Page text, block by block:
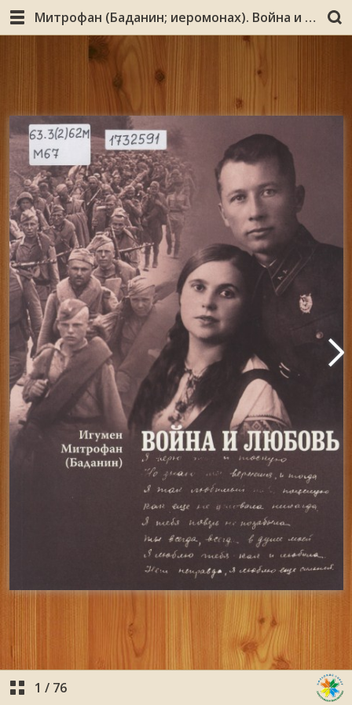
Митрофан (Баданин; иеромонах). Война и любовь / игум. Митрофан (Баданин). – Санкт-Петербург : Ладан ; Мурманск : Издательство Мурманской и Мончегорской епархии, 2013. –71 с. : ил., портр., факс.
1 / 76